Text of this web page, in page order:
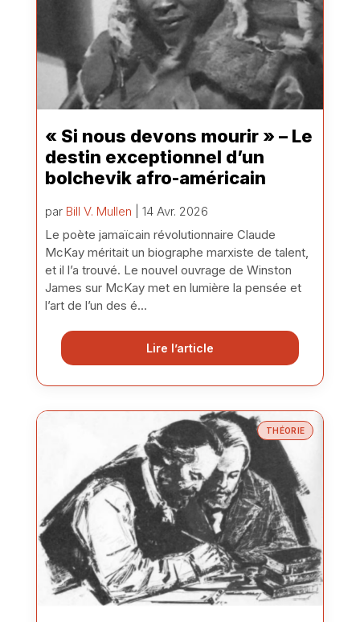
« Si nous devons mourir » – Le
destin exceptionnel d’un
bolchevik afro-américain
par Bill V. Mullen | 14 Avr. 2026
Le poète jamaïcain révolutionnaire Claude
McKay méritait un biographe marxiste de talent,
et il l’a trouvé. Le nouvel ouvrage de Winston
James sur McKay met en lumière la pensée et
l’art de l’un des é...
Lire l’article
THÉORIE